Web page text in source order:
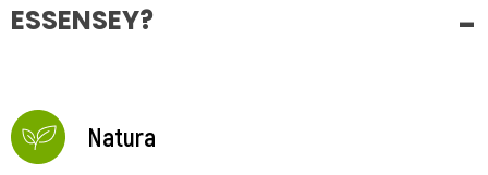
ESSENSEY?
Natura